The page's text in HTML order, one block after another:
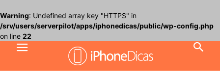
Warning: Undefined array key "HTTPS" in
/srv/users/serverpilot/apps/iphonedicas/public/wp-config.php
on line 22